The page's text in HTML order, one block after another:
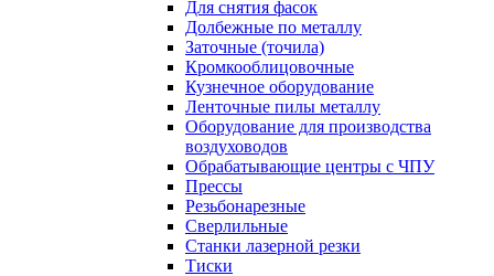
Для снятия фасок
Долбежные по металлу
Заточные (точила)
Кромкооблицовочные
Кузнечное оборудование
Ленточные пилы металлу
Оборудование для производства
воздуховодов
Обрабатывающие центры с ЧПУ
Прессы
Резьбонарезные
Сверлильные
Станки лазерной резки
Тиски